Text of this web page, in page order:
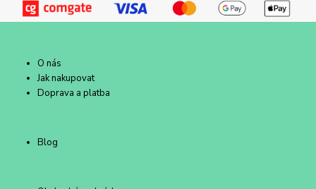
O nás
Jak nakupovat
Doprava a platba
Blog